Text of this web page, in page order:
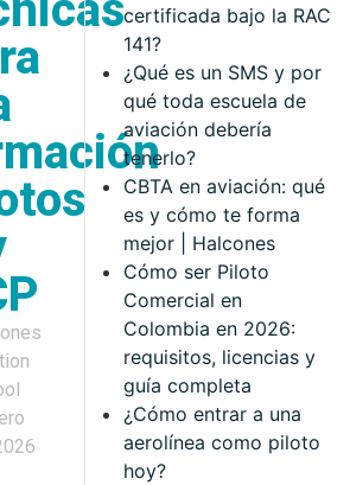
certificada bajo la RAC
141?
¿Qué es un SMS y por
qué toda escuela de
aviación debería
tenerlo?
CBTA en aviación: qué
es y cómo te forma
mejor | Halcones
Cómo ser Piloto
Comercial en
Colombia en 2026:
requisitos, licencias y
guía completa
¿Cómo entrar a una
aerolínea como piloto
hoy?